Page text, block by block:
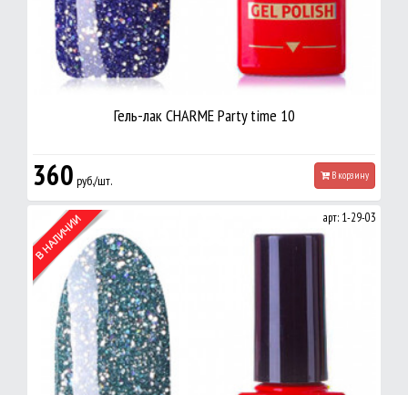
Гель-лак CHARME Party time 10
360 руб./шт. В корзину
арт: 1-29-03